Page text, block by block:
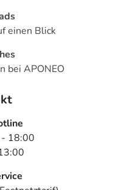
einen Blick
bei APONEO
18:00